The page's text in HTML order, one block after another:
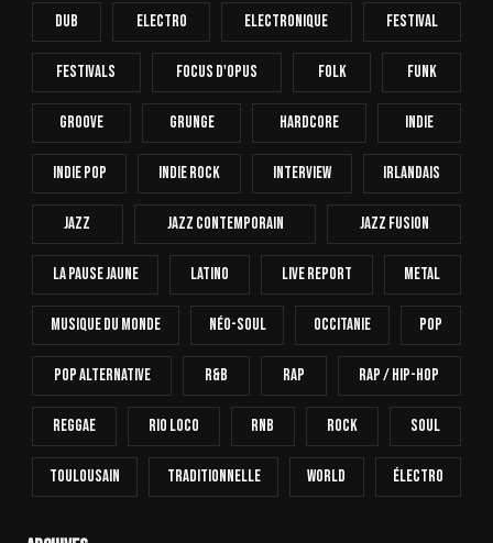
Dub Electro Electronique FESTIVAL
Festivals Focus D'Opus Folk Funk
Groove Grunge Hardcore INDIE
Indie Pop Indie Rock Interview Irlandais
Jazz Jazz Contemporain Jazz Fusion
La Pause Jaune Latino Live Report Metal
Musique Du Monde Néo-Soul Occitanie Pop
Pop Alternative R&B Rap Rap / Hip-Hop
Reggae Rio Loco RnB Rock Soul
Toulousain Traditionnelle World Électro